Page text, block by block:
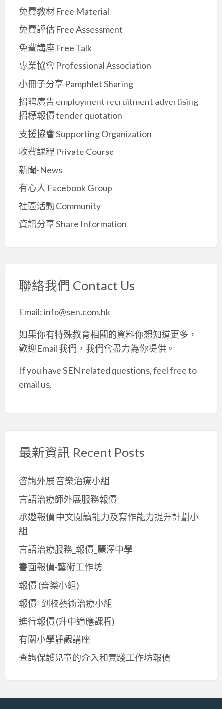
免費教材 Free Material
免費評估 Free Assessment
免費講座 Free Talk
專業協會 Professional Association
小冊子分享 Pamphlet Sharing
招聘廣告 employment recruitment advertising
招標報價 tender quotation
支援協會 Supporting Organization
收費課程 Private Course
新聞-News
有心人 Facebook Group
社區活動 Community
資訊分享 Share Information
聯絡我們 Contact Us
Email: info@sen.com.hk
如果你有特殊教育相關的資料你想知道更多，
歡迎Email 我們，我們會盡力為你提供。
If you have SEN related questions, feel free to
email us.
最新資訊 Recent Posts
咨詢外展 音樂治療小組
言語治療師外展服務報價
承邀報價 中文閱讀能力及寫作能力提升計劃小
組
言語治療服務_報價_麗澤中學
書面報價-藝術工作坊
報價 (音樂小組)
報價- 到校藝術治療小組
進行報價 (升中適應課程)
有關小學靜觀講座
查詢保護兒童的介入和實踐工作坊報價